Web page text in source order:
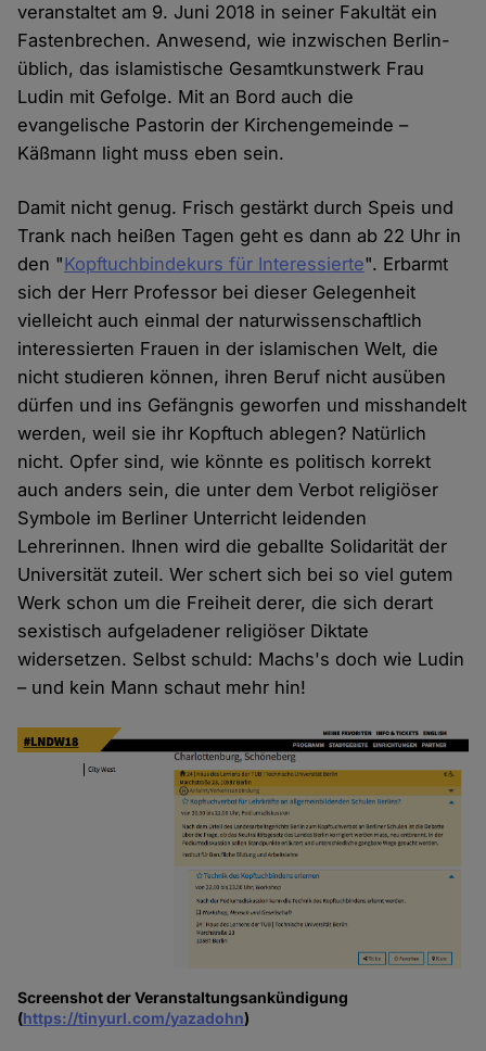
veranstaltet am 9. Juni 2018 in seiner Fakultät ein
Fastenbrechen. Anwesend, wie inzwischen Berlin-
üblich, das islamistische Gesamtkunstwerk Frau
Ludin mit Gefolge. Mit an Bord auch die
evangelische Pastorin der Kirchengemeinde –
Käßmann light muss eben sein.
Damit nicht genug. Frisch gestärkt durch Speis und
Trank nach heißen Tagen geht es dann ab 22 Uhr in
den "Kopftuchbindekurs für Interessierte". Erbarmt
sich der Herr Professor bei dieser Gelegenheit
vielleicht auch einmal der naturwissenschaftlich
interessierten Frauen in der islamischen Welt, die
nicht studieren können, ihren Beruf nicht ausüben
dürfen und ins Gefängnis geworfen und misshandelt
werden, weil sie ihr Kopftuch ablegen? Natürlich
nicht. Opfer sind, wie könnte es politisch korrekt
auch anders sein, die unter dem Verbot religiöser
Symbole im Berliner Unterricht leidenden
Lehrerinnen. Ihnen wird die geballte Solidarität der
Universität zuteil. Wer schert sich bei so viel gutem
Werk schon um die Freiheit derer, die sich derart
sexistisch aufgeladener religiöser Diktate
widersetzen. Selbst schuld: Machs's doch wie Ludin
– und kein Mann schaut mehr hin!
Screenshot der Veranstaltungsankündigung
(https://tinyurl.com/yazadohn)